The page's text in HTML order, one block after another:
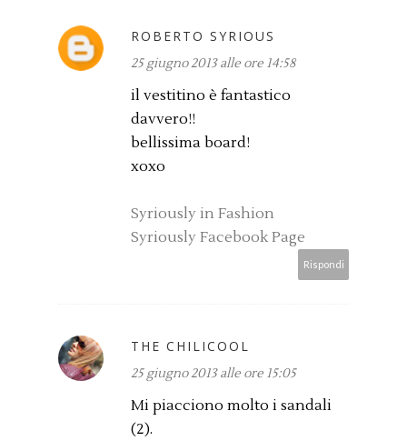
ROBERTO SYRIOUS
25 giugno 2013 alle ore 14:58
il vestitino è fantastico
davvero!!
bellissima board!
xoxo
Syriously in Fashion
Syriously Facebook Page
Rispondi
THE CHILICOOL
25 giugno 2013 alle ore 15:05
Mi piacciono molto i sandali
(2).